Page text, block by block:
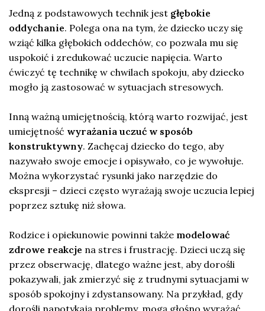
Jedną z podstawowych technik jest głębokie
oddychanie. Polega ona na tym, że dziecko uczy się
wziąć kilka głębokich oddechów, co pozwala mu się
uspokoić i zredukować uczucie napięcia. Warto
ćwiczyć tę technikę w chwilach spokoju, aby dziecko
mogło ją zastosować w sytuacjach stresowych.
Inną ważną umiejętnością, którą warto rozwijać, jest
umiejętność wyrażania uczuć w sposób
konstruktywny. Zachęcaj dziecko do tego, aby
nazywało swoje emocje i opisywało, co je wywołuje.
Można wykorzystać rysunki jako narzędzie do
ekspresji – dzieci często wyrażają swoje uczucia lepiej
poprzez sztukę niż słowa.
Rodzice i opiekunowie powinni także modelować
zdrowe reakcje na stres i frustrację. Dzieci uczą się
przez obserwację, dlatego ważne jest, aby dorośli
pokazywali, jak zmierzyć się z trudnymi sytuacjami w
sposób spokojny i zdystansowany. Na przykład, gdy